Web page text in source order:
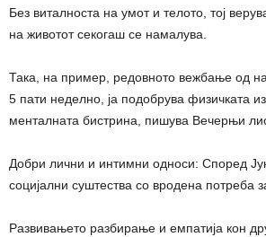
Без виталноста на умот и телото, тој
на животот секогаш се намалува.
Така, на пример, редовното вежбање од
5 пати неделно, ја подобрува физичката
менталната бистрина, пишува Вечерњи
Добри лични и интимни односи: Според
социјални суштества со вродена потреба
Развивањето разбирање и емпатија кон